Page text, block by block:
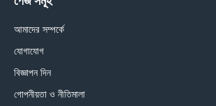
আমাদের সম্পর্কে
যোগাযোগ
বিজ্ঞাপন দিন
গোপনীয়তা ও নীতিমালা